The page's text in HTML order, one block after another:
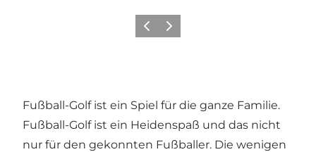
ZurückWeiter
Fußball-Golf ist ein Spiel für die ganze Familie.
Fußball-Golf ist ein Heidenspaß und das nicht
nur für den gekonnten Fußballer. Die wenigen